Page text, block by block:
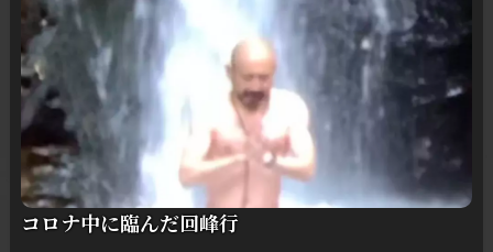
コロナ中に臨んだ回峰行